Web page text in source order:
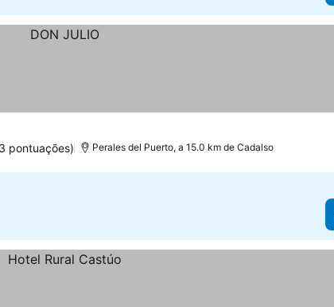
pontuações) Perales del Puerto, a 15.0 km de Cadalso